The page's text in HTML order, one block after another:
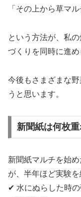
「その上から草マル
という方法が、私
づくりを同時に進め
今後もさまざまな
うと思います。
新聞紙は何枚重
新聞紙マルチを始
が、半年ほど実験を
✔ 水にぬらした時